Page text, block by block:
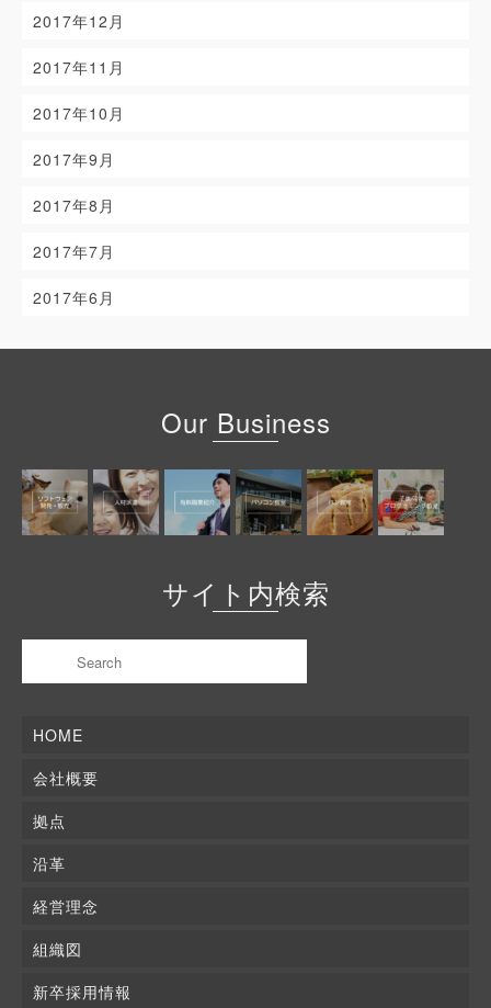
2017年12月
2017年11月
2017年10月
2017年9月
2017年8月
2017年7月
2017年6月
Our Business
サイト内検索
HOME
会社概要
拠点
沿革
経営理念
組織図
新卒採用情報